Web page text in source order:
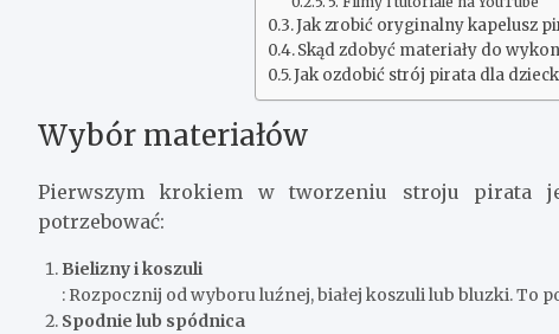
Jak zrobić oryginalny kapelusz
Skąd zdobyć materiały do
Jak ozdobić strój pirata dla
Wybór materiałów
Pierwszym krokiem w tworzeniu stroju pirata
potrzebować:
Bielizny i koszuli
: Rozpocznij od wyboru luźnej, białej koszuli lub bluzki. To
Spodnie lub spódnica